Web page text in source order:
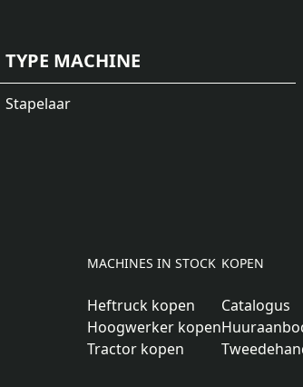
TYPE MACHINE
Stapelaar
MACHINES IN STOCK
Heftruck kopen
Hoogwerker kopen
Tractor kopen
KOPEN
Catalogus